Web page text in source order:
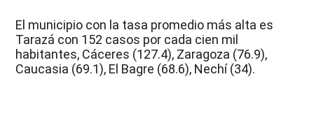
El municipio con la tasa promedio más alta es
Tarazá con 152 casos por cada cien mil
habitantes, Cáceres (127.4), Zaragoza (76.9),
Caucasia (69.1), El Bagre (68.6), Nechí (34).